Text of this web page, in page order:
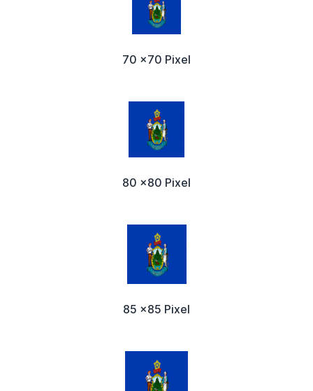
70 x70 Pixel
80 x80 Pixel
85 x85 Pixel